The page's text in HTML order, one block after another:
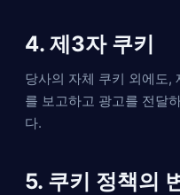
4. 제3자 쿠키
당사의 자체 쿠키 외에도,
를 보고하고 광고를 전달
다.
5. 쿠키 정책의